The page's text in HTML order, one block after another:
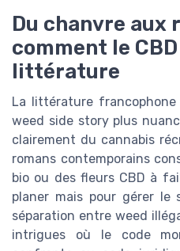
Du chanvre aux
comment le
littérature
La littérature
weed side story plus
clairement du cannabis
romans contemporains
bio ou des fleurs CBD à
planer mais pour gérer le
séparation entre weed
intrigues où le code